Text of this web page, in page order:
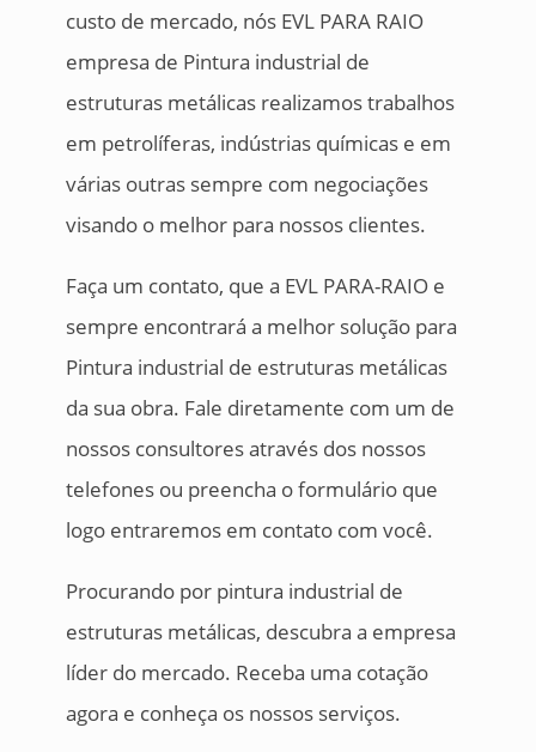
custo de mercado, nós EVL PARA RAIO
empresa de Pintura industrial de
estruturas metálicas realizamos trabalhos
em petrolíferas, indústrias químicas e em
várias outras sempre com negociações
visando o melhor para nossos clientes.
Faça um contato, que a EVL PARA-RAIO e
sempre encontrará a melhor solução para
Pintura industrial de estruturas metálicas
da sua obra. Fale diretamente com um de
nossos consultores através dos nossos
telefones ou preencha o formulário que
logo entraremos em contato com você.
Procurando por pintura industrial de
estruturas metálicas, descubra a empresa
líder do mercado. Receba uma cotação
agora e conheça os nossos serviços.